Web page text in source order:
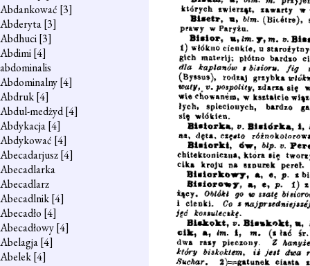
Abdankować [3]
Abderyta[3]
Abdhuci[3]
Abdimi[4]
abdominalis
Abdominalny[4]
Abdruk[4]
Abdul-medżyd[4]
Abdykacja[4]
Abdykować [4]
Abecadarjusz[4]
Abecadlarka
Abecadlarz
Abecadlnik[4]
Abecadło [4]
Abecadłowy[4]
Abelagja[4]
Abelek[4]